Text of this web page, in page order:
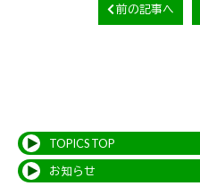
前の記事へ
TOPICS TOP
お知らせ